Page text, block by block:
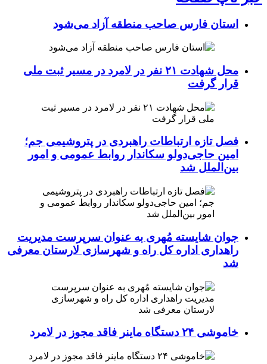
استان فارس صاحب منطقه آزاد می‌شود
محل شهادت ۲۱ نفر در لامرد در مسیر ثبت ملی
قرار گرفت
فصل تازه ارتباطات راهبردی در پتروشیمی جم؛
امین حاجی‌دولو سکاندار روابط عمومی و امور
بین‌الملل شد
جوان شایسته مُهری به عنوان سرپرست مدیریت
راهداری اداره کل راه و شهرسازی لارستان معرفی
شد
خاموشی ۲۴ دستگاه ماینر فاقد مجوز در لامرد